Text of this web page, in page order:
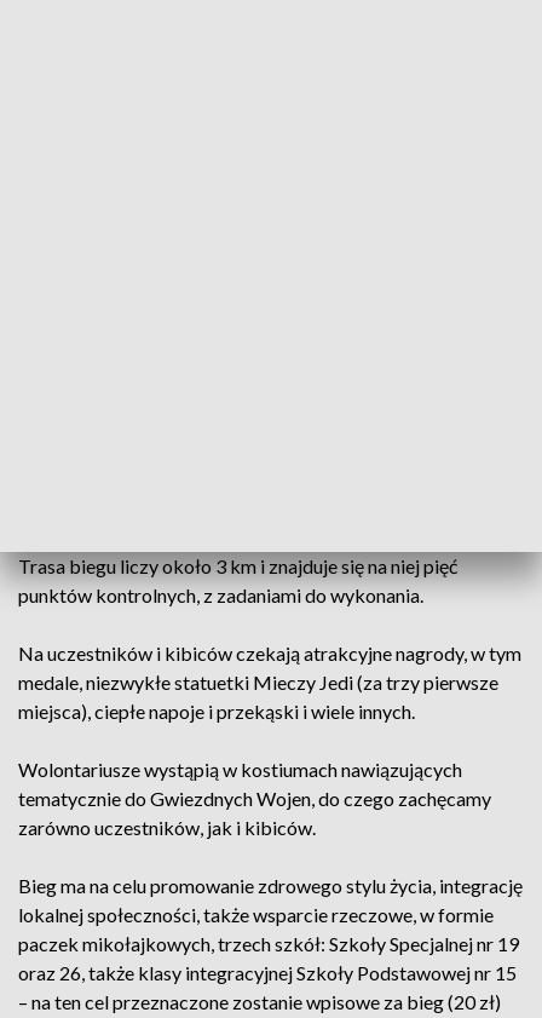
Trasa biegu liczy około 3 km i znajduje się na niej pięć
punktów kontrolnych, z zadaniami do wykonania.
Na uczestników i kibiców czekają atrakcyjne nagrody, w tym
medale, niezwykłe statuetki Mieczy Jedi (za trzy pierwsze
miejsca), ciepłe napoje i przekąski i wiele innych.
Wolontariusze wystąpią w kostiumach nawiązujących
tematycznie do Gwiezdnych Wojen, do czego zachęcamy
zarówno uczestników, jak i kibiców.
Bieg ma na celu promowanie zdrowego stylu życia, integrację
lokalnej społeczności, także wsparcie rzeczowe, w formie
paczek mikołajkowych, trzech szkół: Szkoły Specjalnej nr 19
oraz 26, także klasy integracyjnej Szkoły Podstawowej nr 15
– na ten cel przeznaczone zostanie wpisowe za bieg (20 zł)